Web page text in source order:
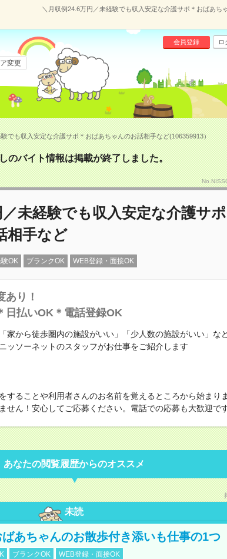
＼月収例24.6万円／未経験でも収入安定な介護サポ＊おばあち
会員登録 ロ
変更
でも収入安定な介護サポ＊おばあちゃんのお話相手など(106359913）
のバイト情報は掲載が終了しました。
未経験でも収入安定な介護サ
相手など
OK ブランクOK WEB登録・面接OK
あり！
日払いOK＊電話登録OK
家から徒歩圏内の施設がいい」「少人数の施設がいい」な
ッソーネットのスタッフがお仕事をご紹介します
することや利用者さんのお名前を覚えるところから始まり
せん！安心してご応募ください。電話での応募も大歓迎です
あなたの閲覧履歴からのオススメ
未読
ばあちゃんのお散歩付き添いも仕事の1つ
ブランクOK WEB登録・面接OK